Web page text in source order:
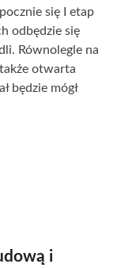
się I etap
odbędzie się
Równolegle na
otwarta
będzie mógł
i